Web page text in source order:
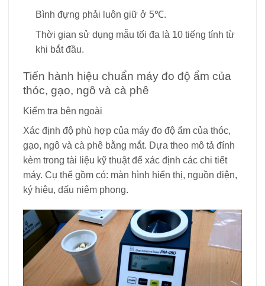
Bình đựng phải luôn giữ ở 5℃.
Thời gian sử dụng mẫu tối đa là 10 tiếng tính từ
khi bắt đầu.
Tiến hành hiệu chuẩn máy đo độ ẩm của
thóc, gạo, ngô và cà phê
Kiểm tra bên ngoài
Xác định độ phù hợp của máy đo độ ẩm của thóc,
gạo, ngô và cà phê bằng mắt. Dựa theo mô tả đính
kèm trong tài liệu kỹ thuật để xác định các chi tiết
máy. Cụ thể gồm có: màn hình hiển thị, nguồn điện,
ký hiệu, dấu niêm phong.